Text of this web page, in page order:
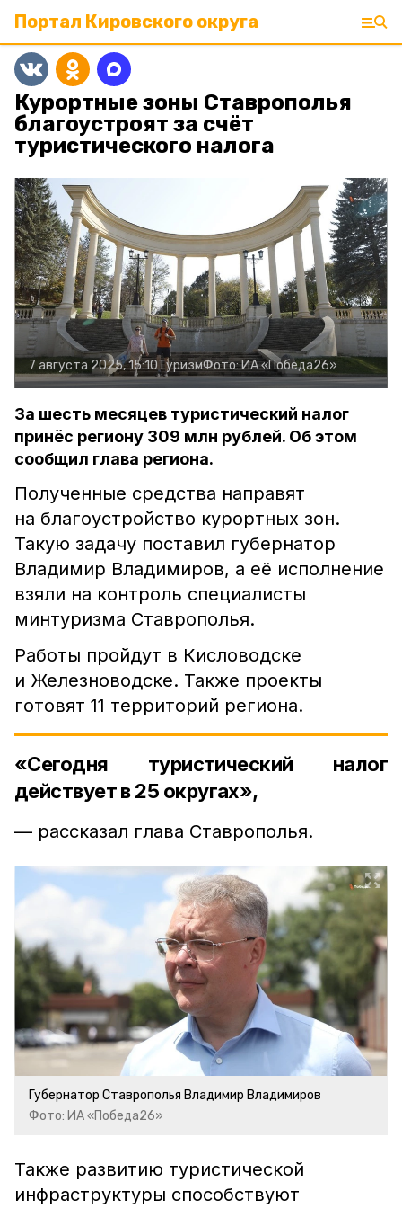
Портал Кировского округа
Курортные зоны Ставрополья
благоустроят за счёт
туристического налога
7 августа 2025, 15:10ТуризмФото:ИА «Победа26»
За шесть месяцев туристический налог
принёс региону 309 млн рублей. Об этом
сообщил глава региона.
Полученные средства направят
на благоустройство курортных зон.
Такую задачу поставил губернатор
Владимир Владимиров, а её исполнение
взяли на контроль специалисты
минтуризма Ставрополья.
Работы пройдут в Кисловодске
и Железноводске. Также проекты
готовят 11 территорий региона.
«Сегодня туристический налог
действует в 25 округах»,
— рассказал глава Ставрополья.
Губернатор Ставрополья Владимир Владимиров
Фото: ИА «Победа26»
Также развитию туристической
инфраструктуры способствуют